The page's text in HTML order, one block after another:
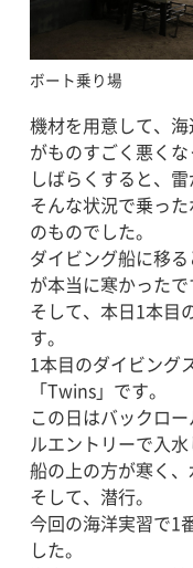
ボート乗り場
機材を用意して、
がものすごく悪くな
しばらくすると、
そんな状況で乗っ
のものでした。
ダイビング船に移
が本当に寒かったで
そして、本日1本目
す。
1本目のダイビング
「Twins」です。
この日はバックロ
ルエントリーで入水
船の上の方が寒く、
そして、潜行。
今回の海洋実習で1
した。